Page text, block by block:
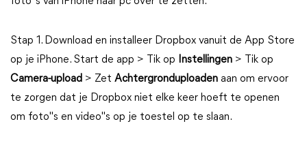
Stap 1. Download en installeer Dropbox vanuit de App Store
op je iPhone. Start de app > Tik op
Instellingen > Tik op
Camera-upload > Zet Achtergronduploaden aan om ervoor
te zorgen dat je Dropbox niet elke keer hoeft te openen
om foto"s en video"s op je toestel op te slaan.